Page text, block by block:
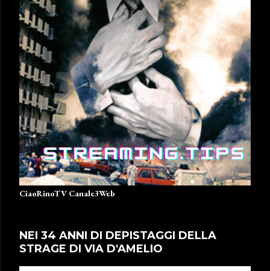
CiaoRinoTV Canale3Web
NEI 34 ANNI DI DEPISTAGGI DELLA
STRAGE DI VIA D'AMELIO